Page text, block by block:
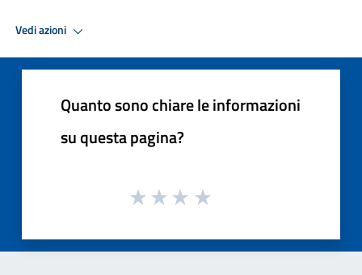
Vedi azioni
Quanto sono chiare le informazioni
su questa pagina?